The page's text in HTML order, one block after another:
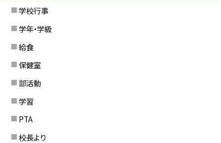
学校行事
学年・学級
給食
保健室
部活動
学習
PTA
校長より